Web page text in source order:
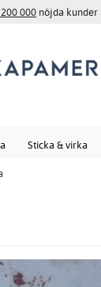
000 nöjda kunder
Sticka & virka